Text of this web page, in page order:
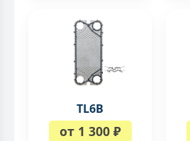
TL6B
от 1 300 ₽